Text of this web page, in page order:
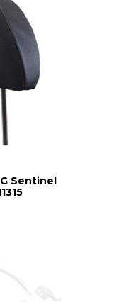
Sentinel